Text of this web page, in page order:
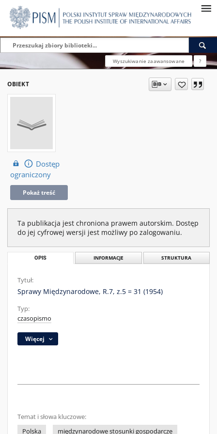
Wyszukiwanie zaawansowane ?
OBIEKT
Dostęp
ograniczony
Pokaż treść
Ta publikacja jest chroniona prawem autorskim. Dostęp
do jej cyfrowej wersji jest możliwy po zalogowaniu.
OPIS INFORMACJE STRUKTURA
Tytuł:
Sprawy Międzynarodowe, R.7, z.5 = 31 (1954)
Typ:
czasopismo
Więcej
Temat i słowa kluczowe:
Polska
międzynarodowe stosunki gospodarcze